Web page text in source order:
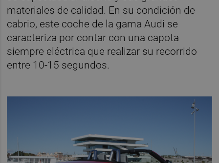
materiales de calidad. En su condición de
cabrio, este coche de la gama Audi se
caracteriza por contar con una capota
siempre eléctrica que realizar su recorrido
entre 10-15 segundos.